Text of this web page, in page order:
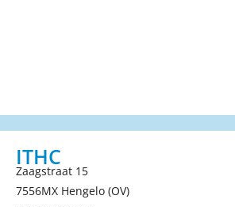
ITHC
Zaagstraat 15
7556MX Hengelo (OV)